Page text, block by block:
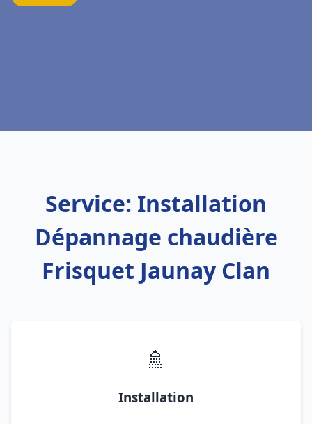
Service: Installation
Dépannage chaudière
Frisquet Jaunay Clan
🚿
Installation